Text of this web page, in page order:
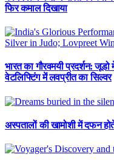
फिर कमाल दिखाया
भारत का गौरवमयी प्रदर्शन:
वेटलिफ्टिंग में लवप्रीत का सिल्वर
अस्पतालों की खामोशी में दफन